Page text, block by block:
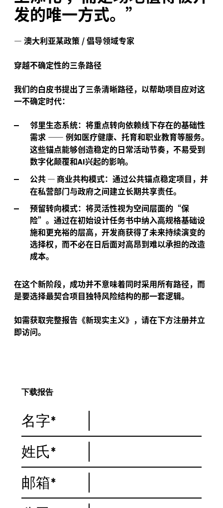
发的唯一方式。”
— 澳大利亚某政策 /倡导领域专家
穿越不确定性的三条路径
我们的白皮书提出了三条清晰路径，以帮助项目应对这
一不确定时代：
邻里生态系统：将重点转向依赖线下存在的基础性
需求 —— 例如医疗健康、托育和职业教育等服务。
这些锚点能够创造稳定的日常活动节奏，不易受到
数字化颠覆和AI兴起的影响。
公共— 商业共构模式： 通过公共锚点稳定项目，并
在私营部门与政府之间建立长期共享责任。
预留转向模式： 将灵活性视为空间层面的“保
险”。通过在初始设计任务书中纳入高规格基础设
施和更充裕的层高，开发商获得了未来持续演变的
选择权，而不必在日后面对高昂到难以承担的改造
成本。
在这个新阶段，成功并不意味着同时采用所有路径，而
是要选择最契合项目独特风险结构的那一套逻辑。
如需获取完整报告《新现实主义》，请在下方注册并立
即访问。